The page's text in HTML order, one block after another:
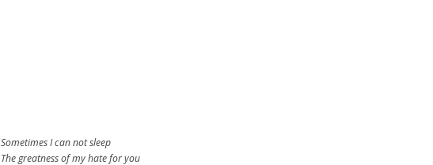
Sometimes I can not sleep
The greatness of my hate for you